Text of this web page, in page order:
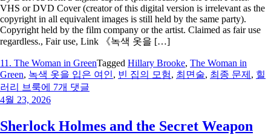
는
조
지
경
VHS or DVD Cover (creator of this digital version is irrelevant as the
copyright in all equivalent images is still held by the same party).
Copyright held by the film company or the artist. Claimed as fair use
regardless., Fair use, Link 《녹색 옷을 […]
11. The Woman in GreenTagged Hillary Brooke, The Woman in
Green, 녹색 옷을 입은 여인, 빈 집의 모험, 최면술, 최종 문제 , 힐
러리 브룩The
Woman
in
Green
에 7개 댓글
4월 23, 2026
Sherlock Holmes and the Secret Weapon